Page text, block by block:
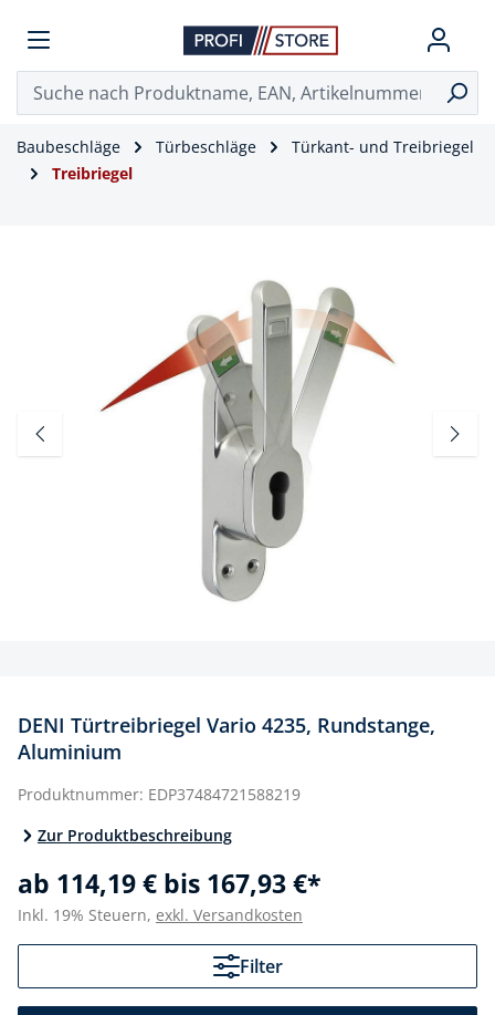
Baubeschläge Türbeschläge
Türkant- und Treibriegel
Treibriegel
DENI Türtreibriegel Vario 4235, Rundstange,
Aluminium
Produktnummer: EDP37484721588219
Zur Produktbeschreibung
ab 114,19 € bis 167,93 €*
Inkl. 19% Steuern, exkl. Versandkosten
Filter